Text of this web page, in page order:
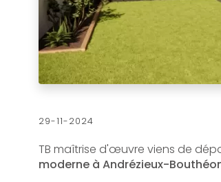
29-11-2024
TB maîtrise d'œuvre viens de
moderne à Andrézieux-